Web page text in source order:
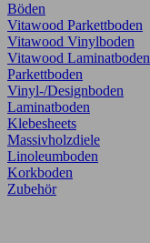
Böden
Vitawood Parkettboden
Vitawood Vinylboden
Vitawood Laminatboden
Parkettboden
Vinyl-/Designboden
Laminatboden
Klebesheets
Massivholzdiele
Linoleumboden
Korkboden
Zubehör